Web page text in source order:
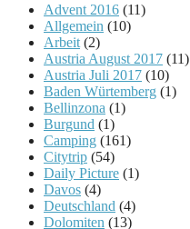
Advent 2016 (11)
Allgemein (10)
Arbeit (2)
Austria August 2017 (11)
Austria Juli 2017 (10)
Baden Würtemberg (1)
Bellinzona (1)
Burgund (1)
Camping (161)
Citytrip (54)
Daily Picture (1)
Davos (4)
Deutschland (4)
Dolomiten (13)